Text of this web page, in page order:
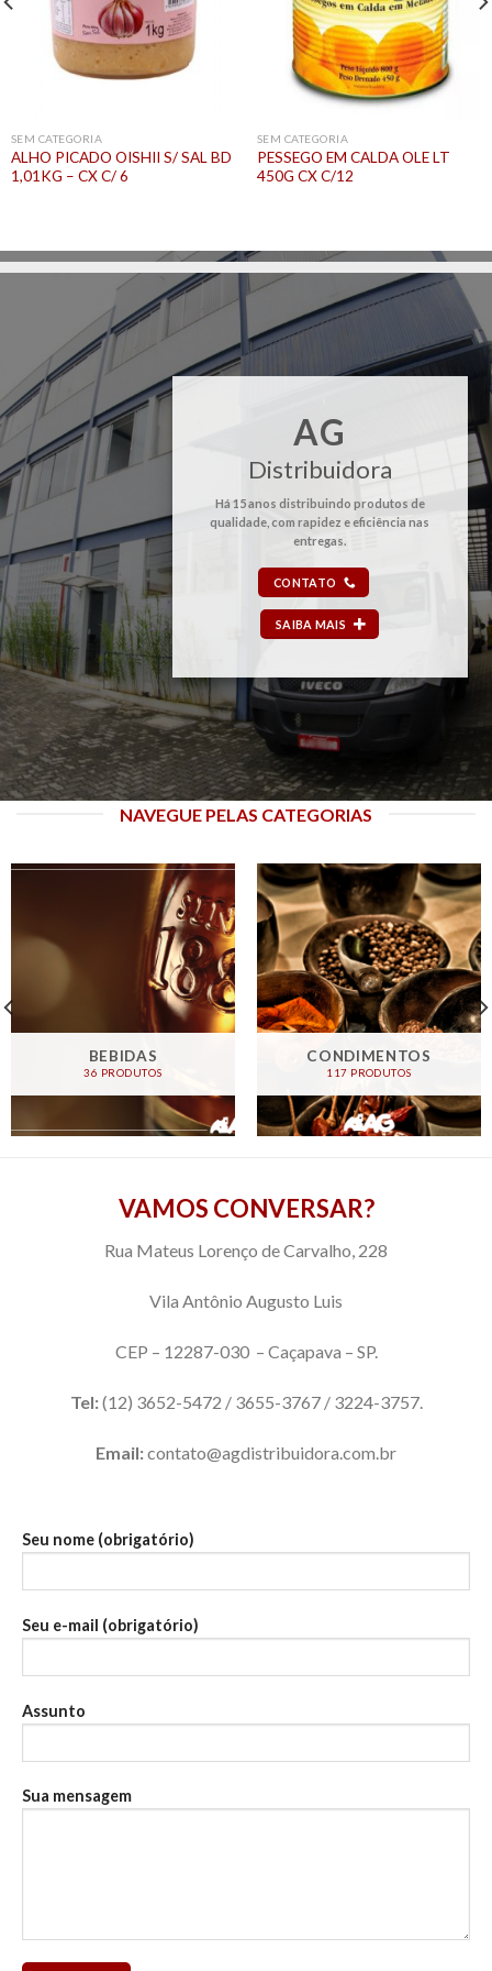
SEM CATEGORIA
ALHO PICADO OISHII S/ SAL BD
1,01KG – CX C/ 6
SEM CATEGORIA
PESSEGO EM CALDA OLE LT
450G CX C/12
AG
Distribuidora
Há 15 anos distribuindo produtos de
qualidade, com rapidez e eficiência nas
entregas.
CONTATO
SAIBA MAIS
NAVEGUE PELAS CATEGORIAS
BEBIDAS
36 PRODUTOS
CONDIMENTOS
117 PRODUTOS
VAMOS CONVERSAR?
Rua Mateus Lorenço de Carvalho, 228
Vila Antônio Augusto Luis
CEP – 12287-030 – Caçapava – SP.
Tel:(12) 3652-5472 / 3655-3767 / 3224-3757.
Email:contato@agdistribuidora.com.br
Seu nome (obrigatório)
Seu e-mail (obrigatório)
Assunto
Sua mensagem